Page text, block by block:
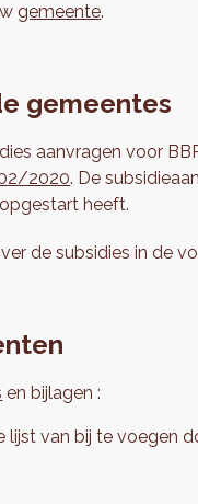
gemeente.
gemeentes
aanvragen voor
2020. De
heeft.
de subsidies in de
en bijlagen :
lijst van bij te voegen